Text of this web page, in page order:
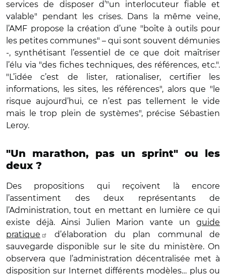
services de disposer d’"un interlocuteur fiable et
valable" pendant les crises. Dans la même veine,
l’AMF propose la création d’une "boîte à outils pour
les petites communes" – qui sont souvent démunies
-, synthétisant l’essentiel de ce que doit maîtriser
l’élu via "des fiches techniques, des références, etc.".
"L’idée c’est de lister, rationaliser, certifier les
informations, les sites, les références", alors que "le
risque aujourd’hui, ce n’est pas tellement le vide
mais le trop plein de systèmes", précise Sébastien
Leroy.
"Un marathon, pas un sprint" ou les
deux ?
Des propositions qui reçoivent là encore
l’assentiment des deux représentants de
l’Administration, tout en mettant en lumière ce qui
existe déjà. Ainsi Julien Marion vante un guide
pratique
d’élaboration du plan communal de
sauvegarde disponible sur le site du ministère. On
observera que l’administration décentralisée met à
disposition sur Internet différents modèles… plus ou